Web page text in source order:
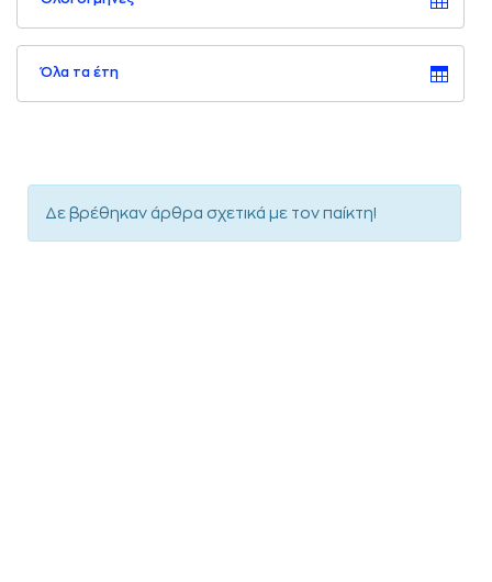
Όλα τα έτη
Δε βρέθηκαν άρθρα σχετικά με τον παίκτη!